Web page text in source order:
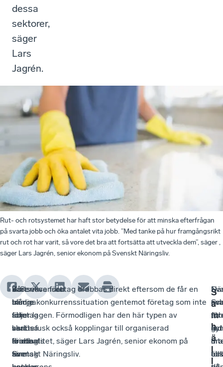
dessa
sektorer,
säger
Lars
Jagrén.
Rut- och rotsystemet har haft stor betydelse för att minska efterfrågan
på svarta jobb och öka antalet vita jobb. ”Med tanke på hur framgångsrikt
rut och rot har varit, så vore det bra att fortsätta att utveckla dem”, säger ,
säger Lars Jagrén, senior ekonom på Svenskt Näringsliv.
Vart
tredje
företag
har
drabbats
av
Så
många
som
vart
femte
företag
Konsekvensen
blir
att
seriösa
företag
som
– Seriösa företag drabbas direkt eftersom de får en
sämre konkurrenssituation gentemot företag som inte
följer lagen. Förmodligen har den här typen av
skattefusk också kopplingar till organiserad
kriminalitet, säger Lars Jagrén, senior ekonom på
Svenskt Näringsliv.
S
a
m
h
ä
l
l
–
alls
i